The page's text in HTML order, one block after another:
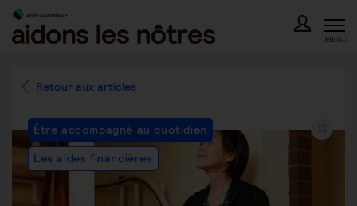
Skip
content
MENU
Retour aux articles
Category:
Être accompagné au quotidien
Les aides financières